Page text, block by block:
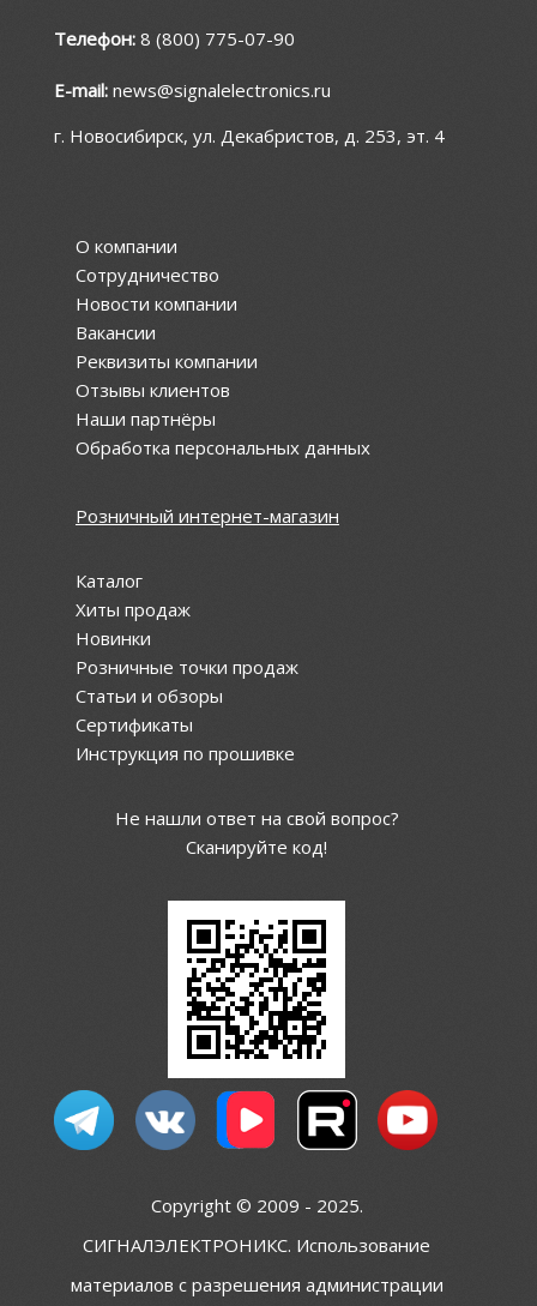
Телефон: 8 (800) 775-07-90
E-mail: news@signalelectronics.ru
г. Новосибирск, ул. Декабристов, д. 253, эт. 4
О компании
Сотрудничество
Новости компании
Вакансии
Реквизиты компании
Отзывы клиентов
Наши партнёры
Обработка персональных данных
Розничный интернет-магазин
Каталог
Хиты продаж
Новинки
Розничные точки продаж
Статьи и обзоры
Сертификаты
Инструкция по прошивке
Не нашли ответ на свой вопрос?
Сканируйте код!
Copyright © 2009 - 2025.
СИГНАЛЭЛЕКТРОНИКС. Использование
материалов с разрешения администрации